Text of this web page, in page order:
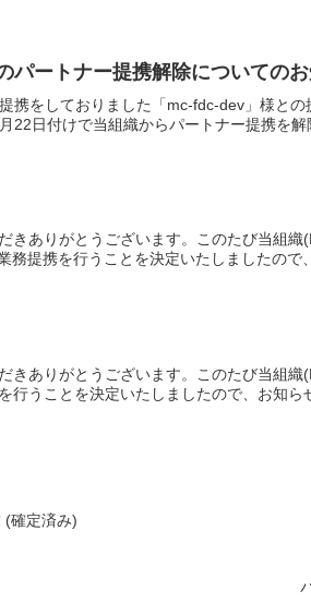
ートナー提携解除についての
携をしておりました「mc-fdc-dev」様と
22日付けで当組織からパートナー提携を解
きありがとうございます。このたび当組織
務提携を行うことを決定いたしましたので
きありがとうございます。このたび当組
うことを決定いたしましたので、お知ら
(確定済み)